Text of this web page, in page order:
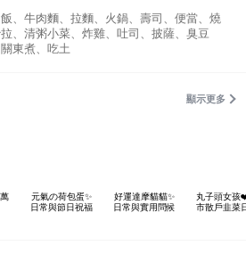
、牛肉麵、拉麵、火鍋、壽司、便當、燒
、清粥小菜、炸雞、吐司、披薩、臭豆
東煮、吃土
顯示更多
元氣の荷包蛋✨
日常與節日祝福
好運達摩貓貓✨
日常與實用問候
丸子頭女孩
市散戶韭菜